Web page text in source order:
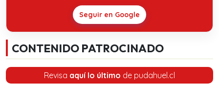
Seguir en Google
CONTENIDO PATROCINADO
Revisa aquí lo último de pudahuel.cl